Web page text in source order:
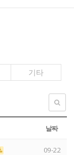
기타
날짜
09-22